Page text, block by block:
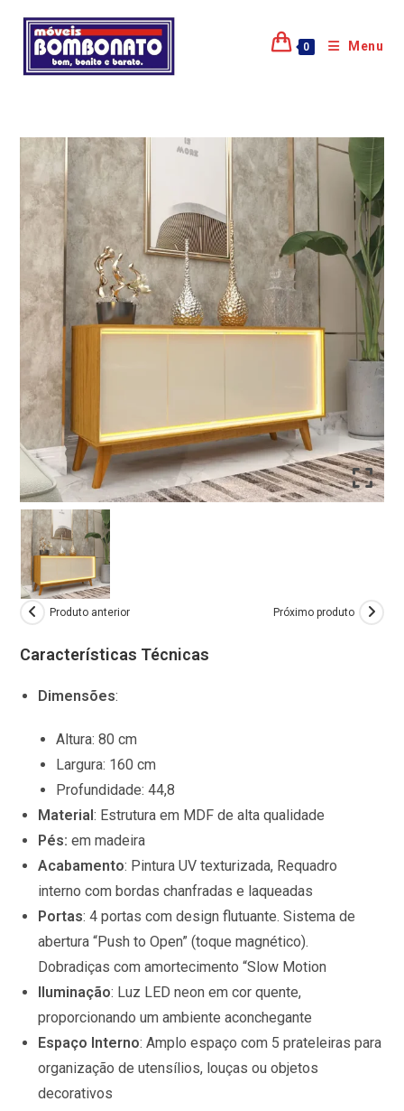
0 Menu
Produto anterior Próximo produto
Características Técnicas
Dimensões:
Altura:80 cm
Largura: 160 cm
Profundidade:44,8
Material: Estrutura em MDF de alta qualidade
Pés: em madeira
Acabamento: Pintura UV texturizada, Requadro
interno com bordas chanfradas e laqueadas
Portas: 4 portas com design flutuante. Sistema de
abertura “Push to Open” (toque magnético).
Dobradiças com amortecimento “Slow Motion
Iluminação: Luz LED neon em cor quente,
proporcionando um ambiente aconchegante
Espaço Interno: Amplo espaço com 5 prateleiras para
organização de utensílios, louças ou objetos
decorativos